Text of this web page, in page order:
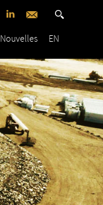
Nouvelles EN